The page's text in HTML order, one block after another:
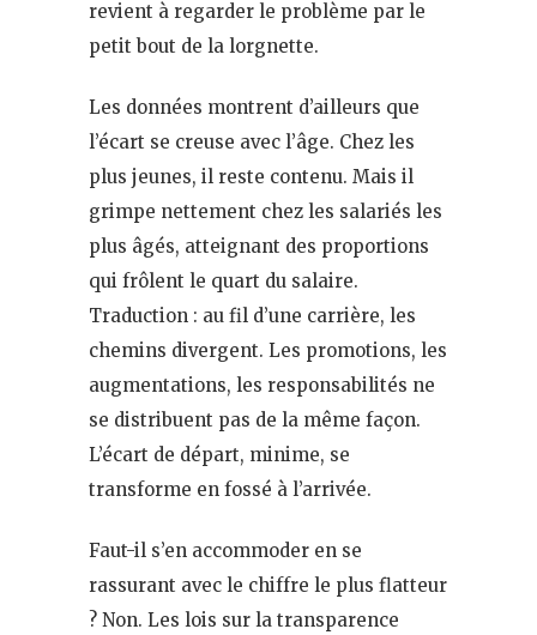
revient à regarder le problème par le
petit bout de la lorgnette.
Les données montrent d’ailleurs que
l’écart se creuse avec l’âge. Chez les
plus jeunes, il reste contenu. Mais il
grimpe nettement chez les salariés les
plus âgés, atteignant des proportions
qui frôlent le quart du salaire.
Traduction : au fil d’une carrière, les
chemins divergent. Les promotions, les
augmentations, les responsabilités ne
se distribuent pas de la même façon.
L’écart de départ, minime, se
transforme en fossé à l’arrivée.
Faut-il s’en accommoder en se
rassurant avec le chiffre le plus flatteur
? Non. Les lois sur la transparence